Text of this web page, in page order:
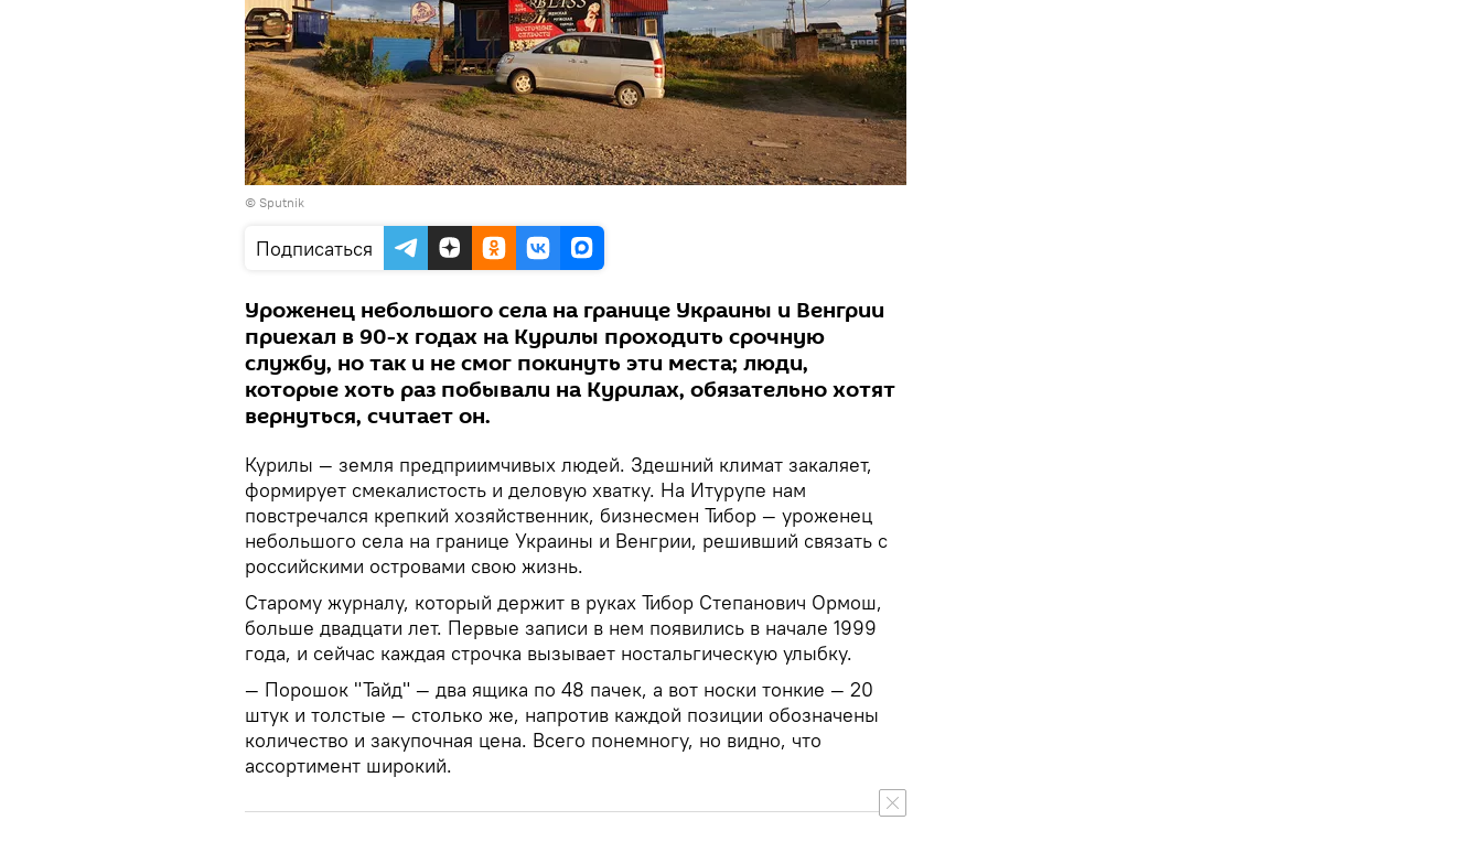
© Sputnik
Подписаться
Уроженец небольшого села на границе Украины и Венгрии
приехал в 90-х годах на Курилы проходить срочную
службу, но так и не смог покинуть эти места; люди,
которые хоть раз побывали на Курилах, обязательно хотят
вернуться, считает он.
Курилы — земля предприимчивых людей. Здешний климат закаляет,
формирует смекалистость и деловую хватку. На Итурупе нам
повстречался крепкий хозяйственник, бизнесмен Тибор — уроженец
небольшого села на границе Украины и Венгрии, решивший связать с
российскими островами свою жизнь.
Старому журналу, который держит в руках Тибор Степанович Ормош,
больше двадцати лет. Первые записи в нем появились в начале 1999
года, и сейчас каждая строчка вызывает ностальгическую улыбку.
— Порошок "Тайд" — два ящика по 48 пачек, а вот носки тонкие — 20
штук и толстые — столько же, напротив каждой позиции обозначены
количество и закупочная цена. Всего понемногу, но видно, что
ассортимент широкий.